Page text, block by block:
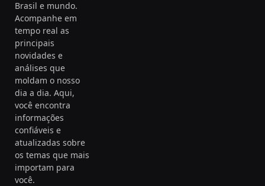
Brasil e mundo.
Acompanhe em
tempo real as
principais
novidades e
análises que
moldam o nosso
dia a dia. Aqui,
você encontra
informações
confiáveis e
atualizadas sobre
os temas que mais
importam para
você.